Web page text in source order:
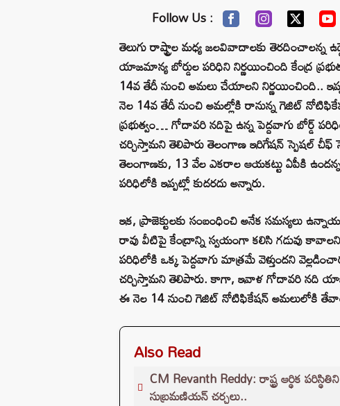
Follow Us :
తెలుగు రాష్ట్రాల మధ్య జలవివాదాలకు
యాజమాన్య బోర్డుల పరిధిని నిర్ణయించింది కేంద్ర
14వ తేదీ నుంచి అమలు చేయాలని నిర్ణయించింది..
నెల 14వ తేదీ నుంచి అమల్లోకి రానున్న గెజిట్
ప్రభుత్వం… గోదావరి నదిపై ఉన్న పెద్దవాగు బోర్డ్
చర్చిస్తామని తెలిపారు తెలంగాణ ఇరిగేషన్ స్పెషల్ చీఫ్
తెలంగాణకు, 13 వేల ఎకరాల ఆయకట్టు ఏపీకి
పరిధిలోకి ఇప్పట్లో కుదరదు అన్నారు.
ఇక, ప్రాజెక్టులకు సంబంధించి అనేక సమస్యలు
రావు వీటిపై కేంద్రాన్ని స్వయంగా కలిసి గడువు
పరిధిలోకి ఒక్క పెద్దవాగు మాత్రమే వెళ్తుందని
చర్చిస్తామని తెలిపారు. కాగా, ఇవాళ గోదావరి నది
ఈ నెల 14 నుంచి గెజిట్‌ నోటిఫికేషన్‌ అమలులోకి
Also Read
CM Revanth Reddy: రాష్ట్ర ఆర్థిక
సుబ్రమణియన్ చర్చలు..